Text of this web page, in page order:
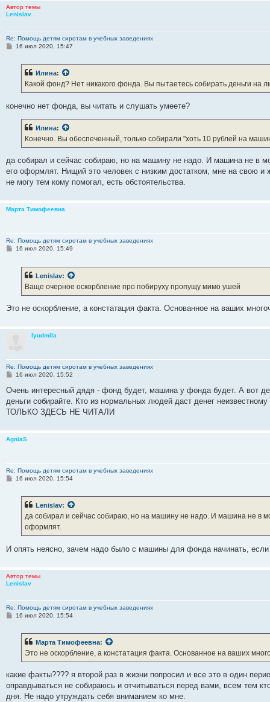
Автор темы
Lenislav
Re: Помощь детям сиротам в учебных заведениях
С
е
16 июл 2020, 15:47
Илина:
Какой фонд? Нет никакого фонда. Вы пытаетесь собирать деньги на
конечно нет фонда, вы читать и слушать умеете?
Илина:
Конечно. Вы обеспеченный, только собирали "хоть 10 рублей на
да собирал и сейчас собираю, но на машину не надо. И машина не в
его оформлят. Нищий это человек с низким достатком, мне на свою и
не могу тем кому помогал, есть обстоятельства.
Марта Тимофеевна
Re: Помощь детям сиротам в учебных заведениях
С
е
16 июл 2020, 15:49
Lenislav:
Ваще очерное оскорбление про побируху пропущу мимо ушей
Это не оскорбление, а констатация факта. Основанное на ваших
lyudmila
Re: Помощь детям сиротам в учебных заведениях
С
о
щ
е
е
16 июл 2020, 15:52
Очень интересный дядя - фонд будет, машина у фонда будет. А вот
деньги собирайте. Кто из нормальных людей даст денег
ТОЛЬКО ЗДЕСЬ НЕ ЧИТАЛИ
AgniaS
Re: Помощь детям сиротам в учебных заведениях
С16 июл 2020, 15:54
Lenislav:
да собирал и сейчас собираю, но на машину не надо. И машина не в
оформлят.
И опять неясно, зачем надо было с машины для фонда начинать,
Автор темы
Lenislav
Re: Помощь детям сиротам в учебных заведениях
С
е
16 июл 2020, 15:54
Марта Тимофеевна:
Это не оскорбление, а констатация факта. Основанное на ваших
какие факты???? я второй раз в жизни попросил и все это в один
оправдываться не собираюсь и отчитываться перед вами, всем тем
дня. Не надо утруждать себя вниманием ко мне.